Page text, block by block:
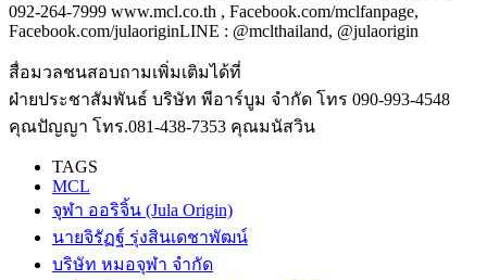
092-264-7999 www.mcl.co.th , Facebook.com/mclfanpage,
Facebook.com/julaoriginLINE : @mclthailand, @julaorigin
สื่อมวลชนสอบถามเพิ่มเติมได้ที่
ฝ่ายประชาสัมพันธ์ บริษัท พีอาร์บูม จำกัด โทร 090-993-4548
คุณปัญญา โทร.081-438-7353 คุณมนัสวิน
TAGS
MCL
จุฬา ออริจิ้น (Jula Origin)
นายจิรัฏฐ์ รุ่งสินเดชาพัฒน์
บริษัท หมอจุฬา จำกัด